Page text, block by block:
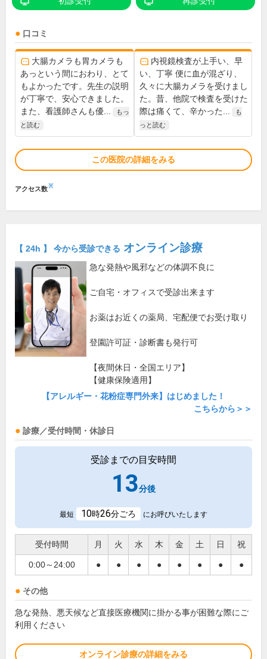
口コミ
大腸カメラも胃カメラも
あっという間におわり、とて
もよかったです。先生の説明
が丁寧で、安心できました。
また、看護師さんも優...
もっ
と読む
内視鏡検査が上手い、早
い、丁寧 便に血が混ざり、
久々に大腸カメラを受けまし
た。昔、他院で検査を受けた
際は痛くて、辛かった...
も
っと読む
この医院の詳細をみる
アクセス数※
【 24h 】 今から受診できる オンライン診療
急な発熱や風邪などの体調不良に
ご自宅・オフィスで受診出来ます
お薬はお近くの薬局、宅配便でお受け取り
登園許可証・診断書も発行可
【夜間休日・全国エリア】
【健康保険適用】
【アレルギー・花粉症専門外来】はじめました！
こちらから＞＞
診療／受付時間・休診日
受診までの目安時間
13分後
最短 10時26分ごろ にお呼びいたします
受付時間 月 火 水 木 金 土 日 祝
0:00～24:00 ● ● ● ● ● ● ● ●
その他
急な発熱、悪天候など直接医療機関に掛かる事が困難な際にご
利用ください
オンライン診療の詳細をみる